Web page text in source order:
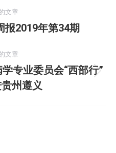
文章
历
的
文
章：
报2019年第34期
文章
未
来
的
专业委员会“西部行”
州遵义